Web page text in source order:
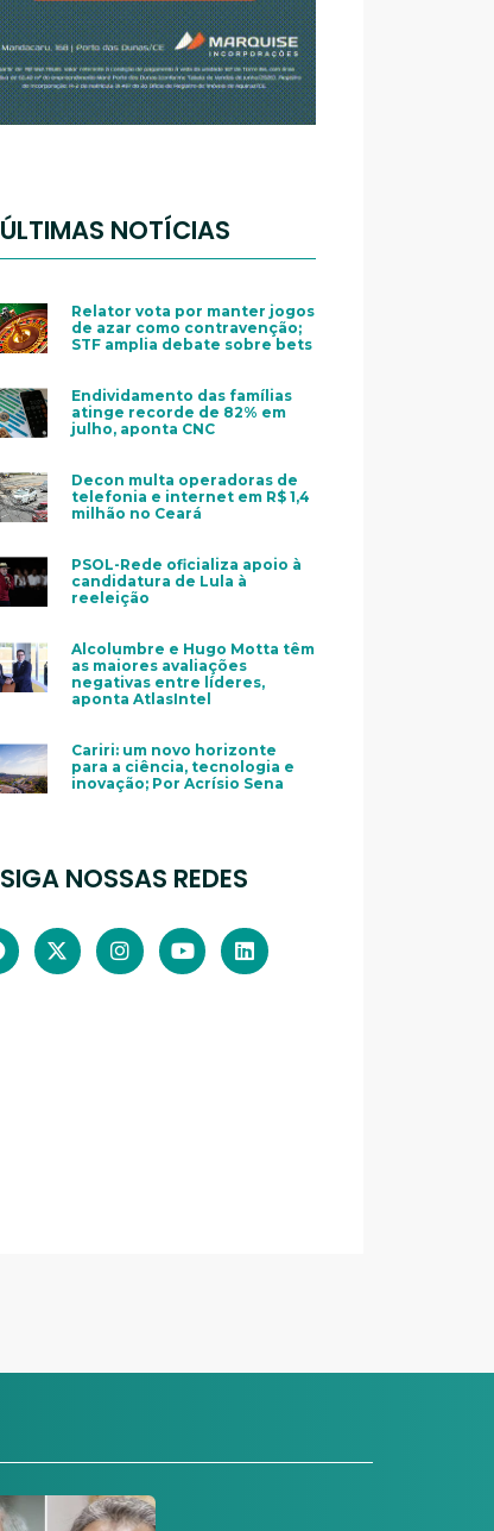
ÚLTIMAS NOTÍCIAS
Relator vota por manter jogos
de azar como contravenção;
STF amplia debate sobre bets
Endividamento das famílias
atinge recorde de 82% em
julho, aponta CNC
Decon multa operadoras de
telefonia e internet em R$ 1,4
milhão no Ceará
PSOL-Rede oficializa apoio à
candidatura de Lula à
reeleição
Alcolumbre e Hugo Motta têm
as maiores avaliações
negativas entre líderes,
aponta AtlasIntel
Cariri: um novo horizonte
para a ciência, tecnologia e
inovação; Por Acrísio Sena
SIGA NOSSAS REDES